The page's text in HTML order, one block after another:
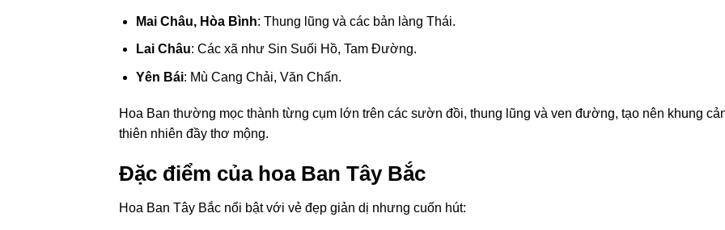
Mai Châu, Hòa Bình: Thung lũng và các bản làng Thái.
Lai Châu: Các xã như Sin Suối Hồ, Tam Đường.
Yên Bái: Mù Cang Chải, Văn Chấn.
Hoa Ban thường mọc thành từng cụm lớn trên các sườn đồi, thung lũng và ven đường, tạo nên khung
thiên nhiên đầy thơ mộng.
Đặc điểm của hoa Ban Tây Bắc
Hoa Ban Tây Bắc nổi bật với vẻ đẹp giản dị nhưng cuốn hút: